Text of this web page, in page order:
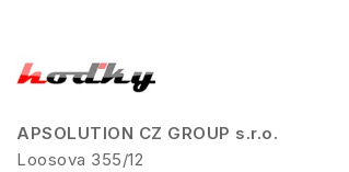
APSOLUTION CZ GROUP s.r.o.
Loosova 355/12